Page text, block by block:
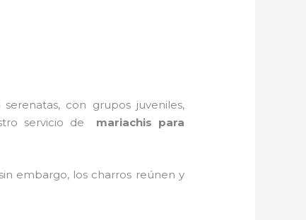
con grupos juveniles,
servicio de mariachis para
embargo, los charros reúnen y